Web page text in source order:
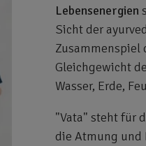
Lebensenergien
Sicht der
Zusammenspiel
Gleichgewicht
Wasser, Erde,
"Vata" steht für
die Atmung und